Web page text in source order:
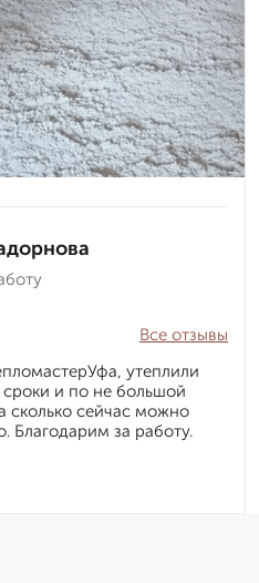
Все отзывы
утеплили
и по не большой
сколько сейчас можно
Благодарим за работу.